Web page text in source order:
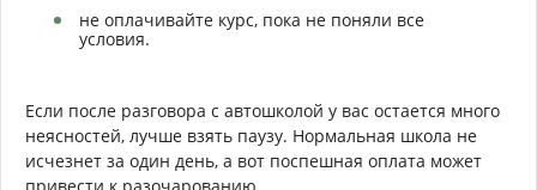
не оплачивайте курс, пока не поняли все
условия.
Если после разговора с автошколой у вас остается много
неясностей, лучше взять паузу. Нормальная школа не
исчезнет за один день, а вот поспешная оплата может